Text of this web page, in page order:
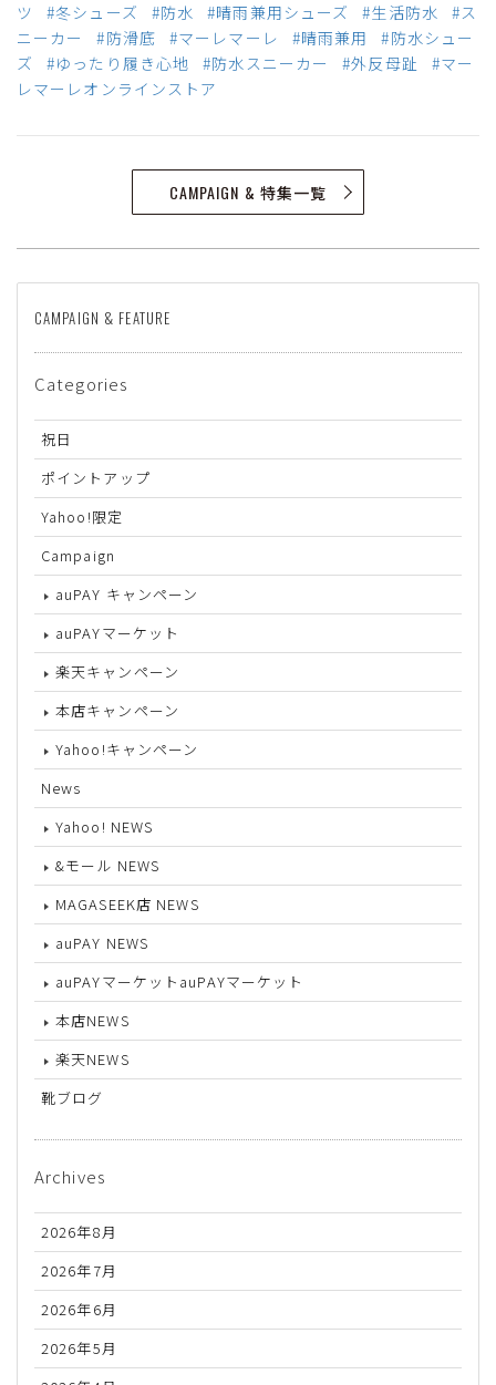
ツ
#冬シューズ #防水 #晴雨兼用シューズ #生活防水
#ス
ニーカー
#防滑底 #マーレマーレ #晴雨兼用
#防水シュー
ズ
#ゆったり履き心地 #防水スニーカー #外反母趾
#マー
レマーレオンラインストア
CAMPAIGN & 特集一覧
CAMPAIGN & FEATURE
Categories
祝日
ポイントアップ
Yahoo!限定
Campaign
auPAY キャンペーン
auPAYマーケット
楽天キャンペーン
本店キャンペーン
Yahoo!キャンペーン
News
Yahoo! NEWS
&モール NEWS
MAGASEEK店 NEWS
auPAY NEWS
auPAYマーケットauPAYマーケット
本店NEWS
楽天NEWS
靴ブログ
Archives
2026年8月
2026年7月
2026年6月
2026年5月